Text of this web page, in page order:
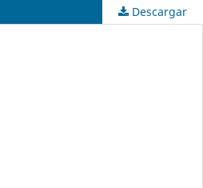
Descargar